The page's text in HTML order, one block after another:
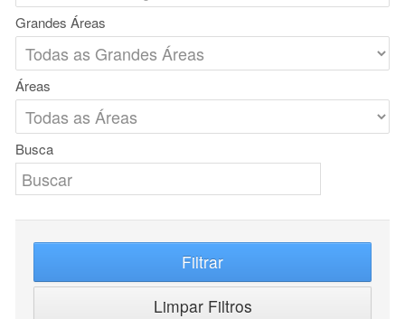
Grandes Áreas
Áreas
Busca
Filtrar
Limpar Filtros